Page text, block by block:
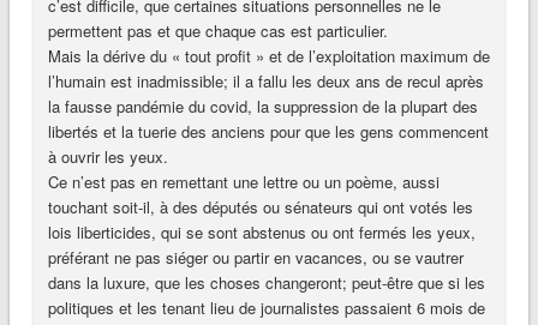
c’est difficile, que certaines situations personnelles ne le
permettent pas et que chaque cas est particulier.
Mais la dérive du « tout profit » et de l’exploitation maximum de
l’humain est inadmissible; il a fallu les deux ans de recul après
la fausse pandémie du covid, la suppression de la plupart des
libertés et la tuerie des anciens pour que les gens commencent
à ouvrir les yeux.
Ce n’est pas en remettant une lettre ou un poème, aussi
touchant soit-il, à des députés ou sénateurs qui ont votés les
lois liberticides, qui se sont abstenus ou ont fermés les yeux,
préférant ne pas siéger ou partir en vacances, ou se vautrer
dans la luxure, que les choses changeront; peut-être que si les
politiques et les tenant lieu de journalistes passaient 6 mois de